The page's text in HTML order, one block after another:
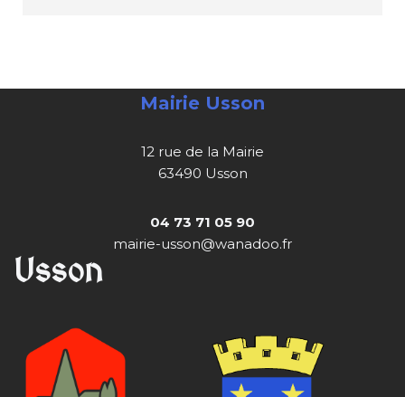
Mairie Usson
12 rue de la Mairie
63490 Usson
04 73 71 05 90
mairie-usson@wanadoo.fr
Usson